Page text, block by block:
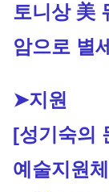
토니상 美
암으로 별
➤지원
[성기숙의
예술지원